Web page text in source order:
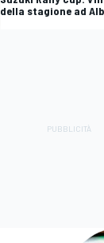
della stagione ad